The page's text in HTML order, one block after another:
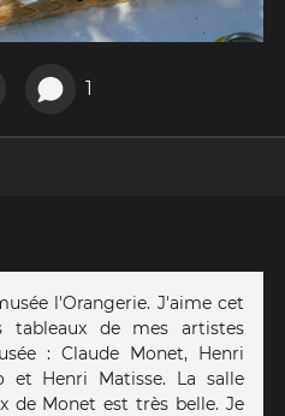
1
l'Orangerie. J'aime cet
tableaux de mes artistes
: Claude Monet, Henri
et Henri Matisse. La salle
de Monet est très belle. Je